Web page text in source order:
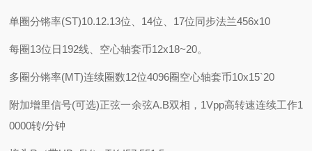
单圈分锵率(ST)10.12.13位、14位、17位同步法兰456x10
每圈13位日192线、 空心轴套币12x18~20。
多圈分锵率(MT)连续圈数12位4096圈空心轴套币10x15`20
附加增里信号(可选)正弦一余弦A.B双相，1Vpp高转速连续工作1
0000转/分钟